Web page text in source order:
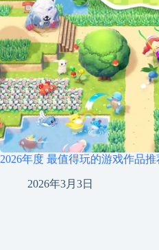
2026年度 最值得玩的游戏作品推
2026年3月3日